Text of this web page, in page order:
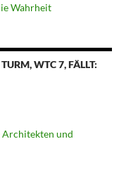
Wahrheit
WTC 7, FÄLLT:
Architekten und